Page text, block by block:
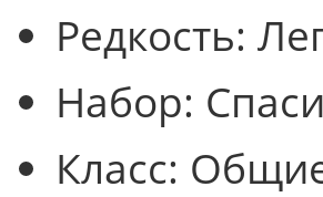
Редкость:
Набор:
Класс: